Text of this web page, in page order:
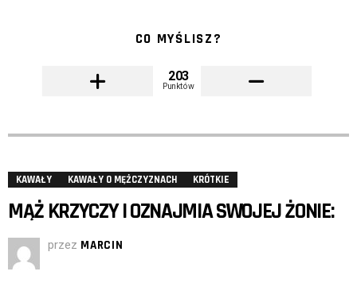
CO MYŚLISZ?
203
Punktów
KAWAŁY KAWAŁY O MĘŻCZYZNACH KRÓTKIE
MĄŻ KRZYCZY I OZNAJMIA SWOJEJ ŻONIE:
przez MARCIN